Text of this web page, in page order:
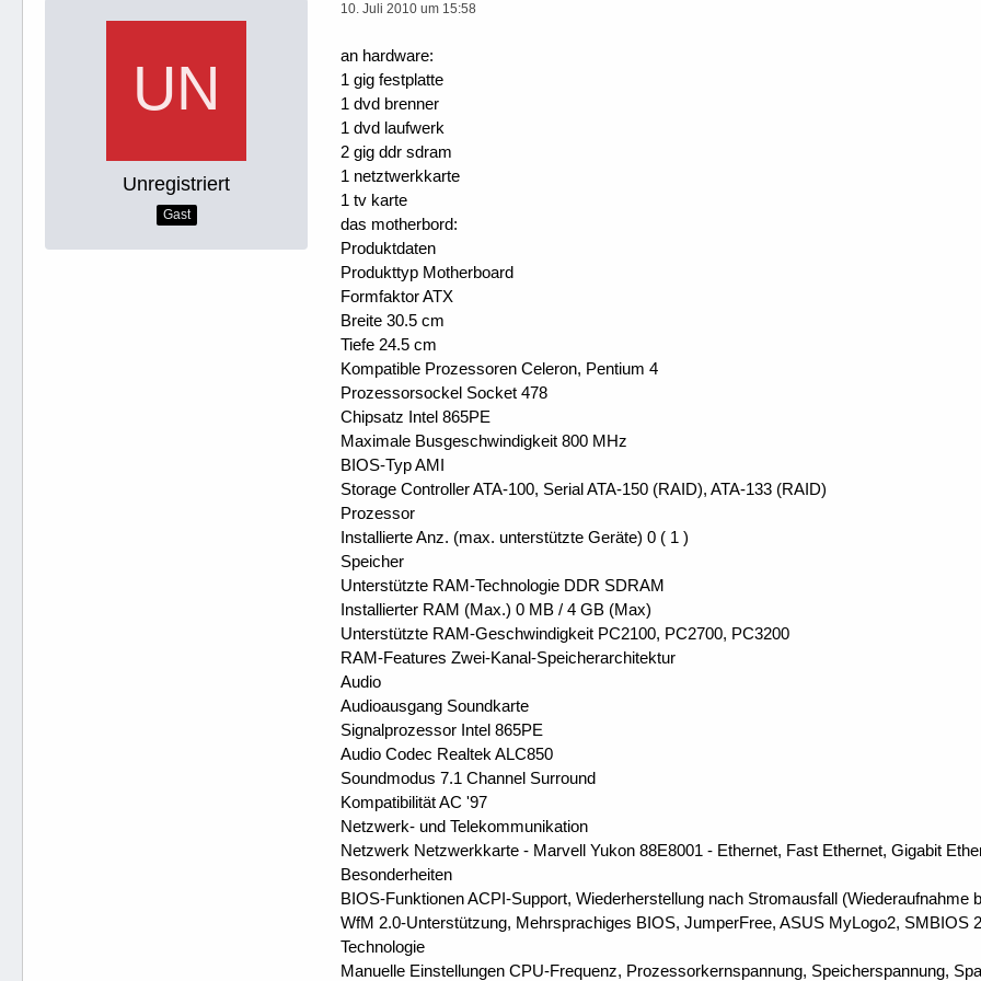
Unregistriert
Gast
10. Juli 2010 um 15:58
an hardware:
1 gig festplatte
1 dvd brenner
1 dvd laufwerk
2 gig ddr sdram
1 netztwerkkarte
1 tv karte
das motherbord:
Produktdaten
Produkttyp Motherboard
Formfaktor ATX
Breite 30.5 cm
Tiefe 24.5 cm
Kompatible Prozessoren Celeron, Pentium 4
Prozessorsockel Socket 478
Chipsatz Intel 865PE
Maximale Busgeschwindigkeit 800 MHz
BIOS-Typ AMI
Storage Controller ATA-100, Serial ATA-150 (RAID), ATA-133 (RAID)
Prozessor
Installierte Anz. (max. unterstützte Geräte) 0 ( 1 )
Speicher
Unterstützte RAM-Technologie DDR SDRAM
Installierter RAM (Max.) 0 MB / 4 GB (Max)
Unterstützte RAM-Geschwindigkeit PC2100, PC2700, PC3200
RAM-Features Zwei-Kanal-Speicherarchitektur
Audio
Audioausgang Soundkarte
Signalprozessor Intel 865PE
Audio Codec Realtek ALC850
Soundmodus 7.1 Channel Surround
Kompatibilität AC '97
Netzwerk- und Telekommunikation
Netzwerk Netzwerkkarte - Marvell Yukon 88E8001 - Ethernet, Fast Ethernet, Gigabit
Besonderheiten
BIOS-Funktionen ACPI-Support, Wiederherstellung nach Stromausfall
WfM 2.0-Unterstützung, Mehrsprachiges BIOS, JumperFree, ASUS MyLogo2, SMBIOS
Technologie
Manuelle Einstellungen CPU-Frequenz, Prozessorkernspannung, Speicherspannung,